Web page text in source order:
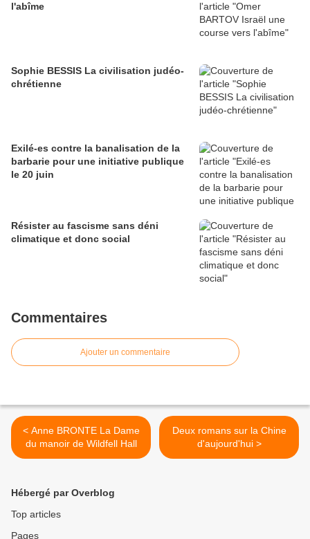
l'abîme
Sophie BESSIS La civilisation judéo-
chrétienne
Exilé-es contre la banalisation de la
barbarie pour une initiative publique
le 20 juin
Résister au fascisme sans déni
climatique et donc social
Commentaires
Ajouter un commentaire
< Anne BRONTE La Dame
du manoir de Wildfell Hall
Deux romans sur la Chine
d'aujourd'hui >
Hébergé par Overblog
Top articles
Pages